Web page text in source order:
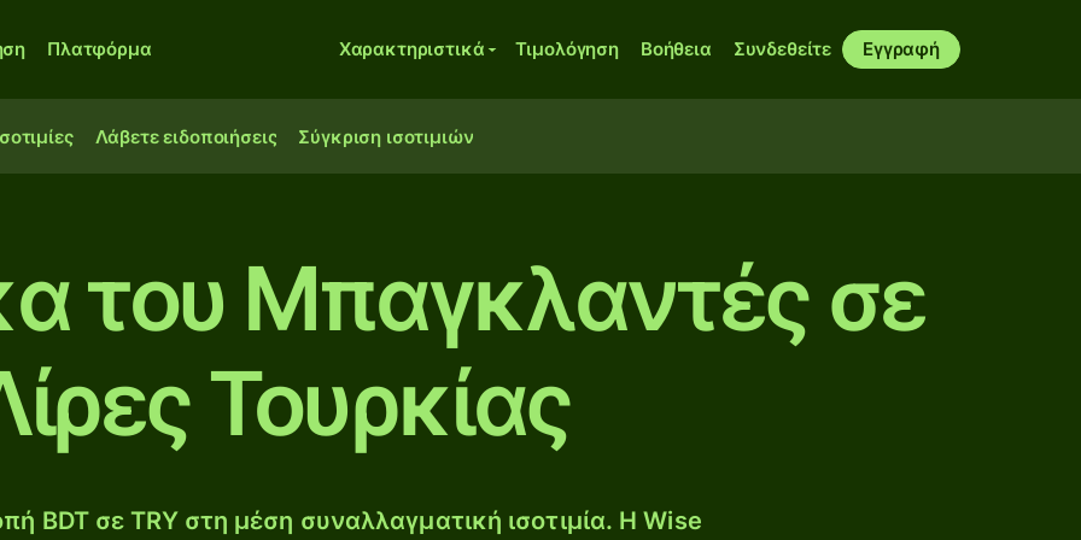
Πλατφόρμα Χαρακτηριστικά Τιμολόγηση Βοήθεια Συνδεθείτε Εγγραφή
Λάβετε ειδοποιήσεις Σύγκριση ισοτιμιών
του Μπαγκλαντές σε
Τουρκίας
BDT σε TRY στη μέση συναλλαγματική ισοτιμία. Η Wise